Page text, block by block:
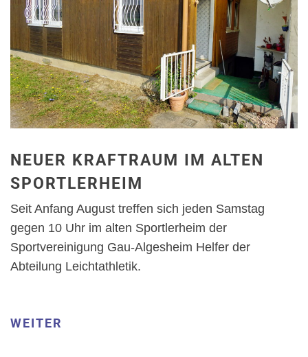
NEUER KRAFTRAUM IM ALTEN
SPORTLERHEIM
Seit Anfang August treffen sich jeden Samstag
gegen 10 Uhr im alten Sportlerheim der
Sportvereinigung Gau-Algesheim Helfer der
Abteilung Leichtathletik.
WEITER